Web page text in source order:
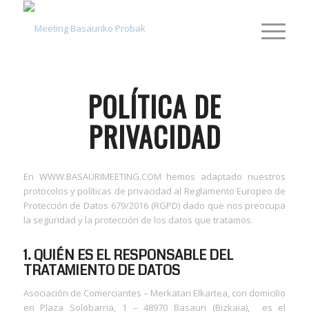
POLÍTICA DE
PRIVACIDAD
En WWW.BASAURIMEETING.COM hemos adaptado nuestros
protocolos y políticas de privacidad al Reglamento Europeo de
Protección de Datos 679/2016 (RGPD) dado que nos preocupa
la seguridad y la protección de los datos que tratamos.
1. QUIÉN ES EL RESPONSABLE DEL
TRATAMIENTO DE DATOS
Asociación de Comerciantes – Merkatari Elkartea, con domicilio
en Plaza Solobarria, 1 – 48970 Basauri (Bizkaia), es el